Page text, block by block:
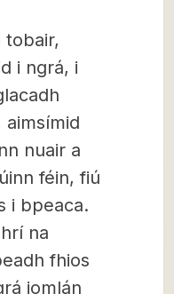
tobair,
i ngrá, i
aimsímid
nuair a
féin, fiú
i bpeaca.
na
fhios
iomlán